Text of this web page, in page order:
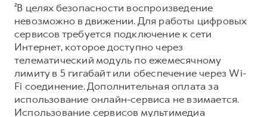
²В целях безопасности воспроизведение
невозможно в движении. Для работы цифровых
сервисов требуется подключение к сети
Интернет, которое доступно через
телематический модуль по ежемесячному
лимиту в 5 гигабайт или обеспечение через Wi-
Fi соединение. Дополнительная оплата за
использование онлайн-сервиса не взимается.
Использование сервисов мультимедиа